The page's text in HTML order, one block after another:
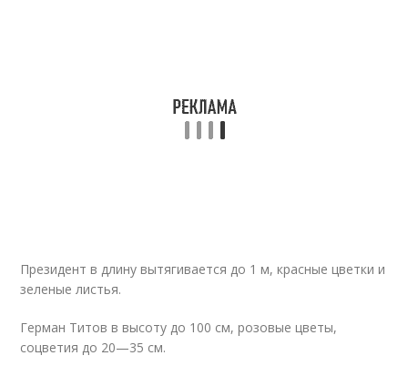
Президент в длину вытягивается до 1 м, красные цветки и
зеленые листья.
Герман Титов в высоту до 100 см, розовые цветы,
соцветия до 20—35 см.